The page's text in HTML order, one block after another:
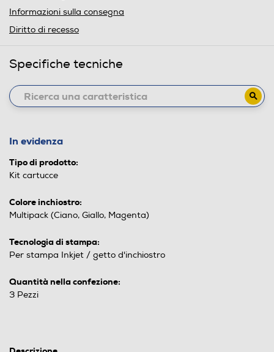
Informazioni sulla consegna
Diritto di recesso
Specifiche tecniche
In evidenza
Tipo di prodotto:
Kit cartucce
Colore inchiostro:
Multipack (Ciano, Giallo, Magenta)
Tecnologia di stampa:
Per stampa Inkjet / getto d'inchiostro
Quantità nella confezione:
3 Pezzi